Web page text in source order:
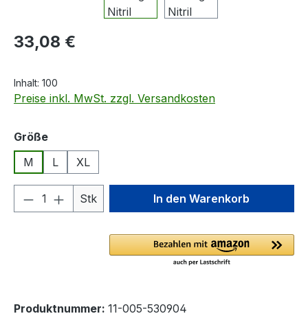
Regulärer Preis:
33,08 €
Inhalt: 100
Preise inkl. MwSt. zzgl. Versandkosten
Größeauswählen
M
L XL
Produkt Anzahl: Gib den
Stk In den Warenkorb
Produktnummer: 11-005-530904